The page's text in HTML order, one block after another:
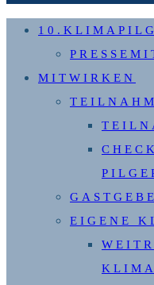
MITWIRKEN
EIGENE